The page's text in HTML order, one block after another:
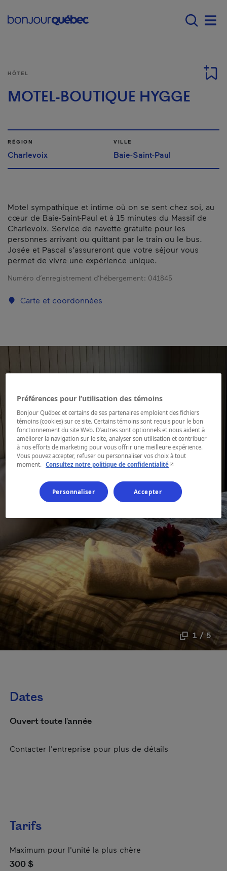
Main navigation -
1 / 5
HÔTEL
MOTEL-BOUTIQUE HYGGE
RÉGION
Charlevoix
VILLE
Baie-Saint-Paul
Motel sympathique et intime où on se sent chez soi, au
cœur de Baie-Saint-Paul et à 15 minutes du Massif de
Charlevoix. Service de navette gratuite pour les
personnes arrivant ou quittant par le train ou le bus.
Josée et Pascal s’assureront que votre séjour vous
permet de vivre une expérience unique.
Numéro d’enregistrement d’hébergement : 041845
Carte et coordonnées
Dates
Ouvert toute l'année
Contacter l'entreprise pour plus de détails
Tarifs
Maximum pour l'unité la plus chère
300 $
Préférences pour l’utilisation des témoins
Bonjour Québec et certains de ses partenaires emploient des fichiers
témoins (cookies) sur ce site. Certains témoins sont requis pour le bon
fonctionnement du site Web. D’autres sont optionnels et nous aident à
améliorer la navigation sur le site, analyser son utilisation et contribuer
à nos efforts de marketing pour vous offrir une meilleure expérience.
Vous pouvez accepter, refuser ou personnaliser vos choix à tout
moment.
Consultez notre politique de confidentialité- Cet hyperlien
Personnaliser Accepter